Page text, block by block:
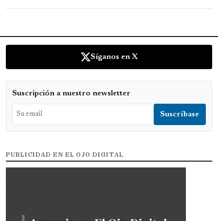
Síganos en X
Suscripción a nuestro newsletter
PUBLICIDAD EN EL OJO DIGITAL